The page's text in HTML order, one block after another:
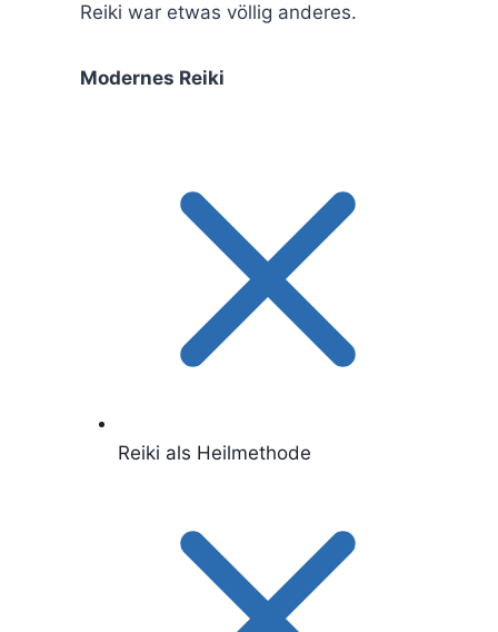
Reiki war etwas völlig anderes.
Modernes Reiki
Reiki als Heilmethode